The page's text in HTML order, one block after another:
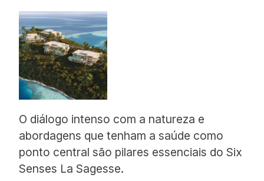
O diálogo intenso com a natureza e
abordagens que tenham a saúde como
ponto central são pilares essenciais do Six
Senses La Sagesse.